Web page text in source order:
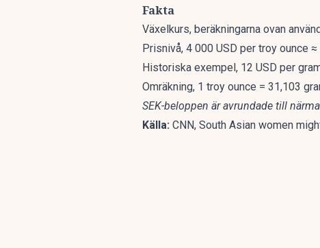
Fakta
Växelkurs, beräkningarna ovan
Prisnivå, 4 000 USD per troy ounce
Historiska exempel, 12 USD per
Omräkning, 1 troy ounce = 31,103
SEK-beloppen är avrundade till
Källa: CNN, South Asian women